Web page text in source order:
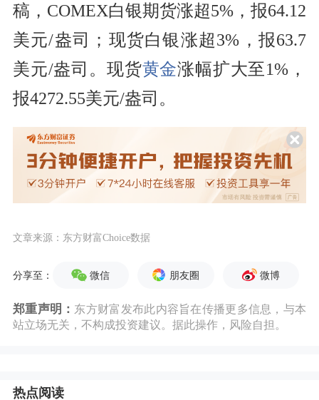
稿， COMEX白银期货涨超5%，报64.12
美元/盎司；现货白银涨超3%，报63.7
美元/盎司。现货黄金涨幅扩大至1%，
报4272.55美元/盎司。
文章来源：东方财富Choice数据
分享至： 微信 朋友圈 微博
郑重声明： 东方财富发布此内容旨在传播更多信息，与本
站立场无关，不构成投资建议。据此操作，风险自担。
热点阅读